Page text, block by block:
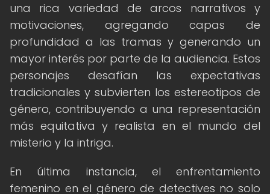
una rica variedad de arcos narrativos y
motivaciones, agregando capas de
profundidad a las tramas y generando un
mayor interés por parte de la audiencia. Estos
personajes desafían las expectativas
tradicionales y subvierten los estereotipos de
género, contribuyendo a una representación
más equitativa y realista en el mundo del
misterio y la intriga.
En última instancia, el enfrentamiento
femenino en el género de detectives no solo